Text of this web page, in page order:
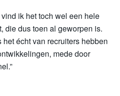
ik het toch wel een hele
die dus toen al geworpen is.
écht van recruiters hebben
mede door